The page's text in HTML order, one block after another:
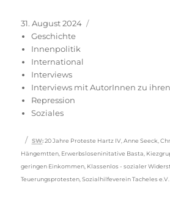
Veröffentlicht
am
31. August 2024
Geschichte
Innenpolitik
International
Interviews
Interviews mit AutorInnen zu
Repression
Soziales
Schlagwörter
SW: 20 Jahre Proteste Hartz IV ,Anne Seeck ,
Hängemtten Erwerbsloseninitative Basta
geringen Einkommen Klassenlos - sozialer
Teuerungsprotesten ,Sozialhilfeverein Tacheles e.V.